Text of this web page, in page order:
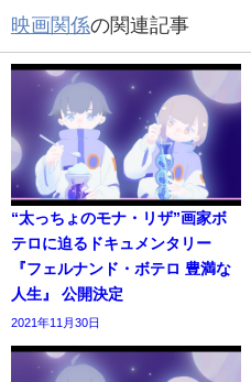
映画関係の関連記事
“太っちょのモナ・リザ”画家ボ
テロに迫るドキュメンタリー
『フェルナンド・ボテロ 豊満な
人生』 公開決定
2021年11月30日